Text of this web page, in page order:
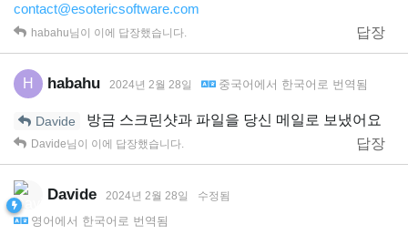
contact@esotericsoftware.com
답장
habahu님이 이에 답장했습니다.
H habahu 2024년 2월 28일 중국어 에서 한국어 로 번역됨
Davide
방금 스크린샷과 파일을 당신 메일로 보냈어요
답장
Davide님이 이에 답장했습니다.
Davide 2024년 2월 28일 수정됨
영어 에서 한국어 로 번역됨